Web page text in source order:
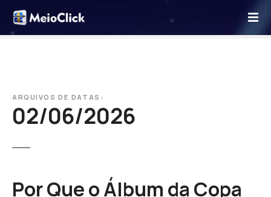
p
ARQUIVOS DE DATAS:
02/06/2026
Por Que o Álbum da Copa